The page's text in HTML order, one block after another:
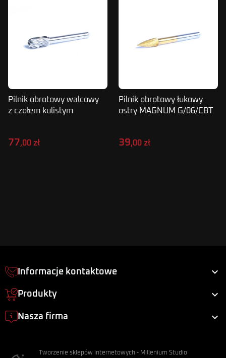
Pilnik obrotowy walcowy
z czołem kulistym
77,00 zł
Pilnik obrotowy łukowy
ostry MAGNUM G/06/CBT
39,00 zł
Informacje kontaktowe 
Produkty 
Nasza firma 
Tworzenie sklepów internetowych - Millenium Studio